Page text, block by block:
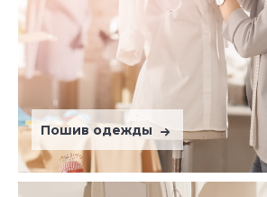
Пошив одежды